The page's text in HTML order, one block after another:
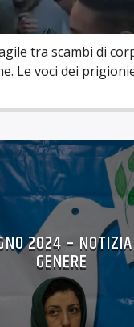
tra scambi di
Le voci dei
2024 –
GENERE